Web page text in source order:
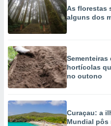
As florestas
alguns dos
Sementeiras
hortícolas
no outono
Curaçau: a
Mundial pôs